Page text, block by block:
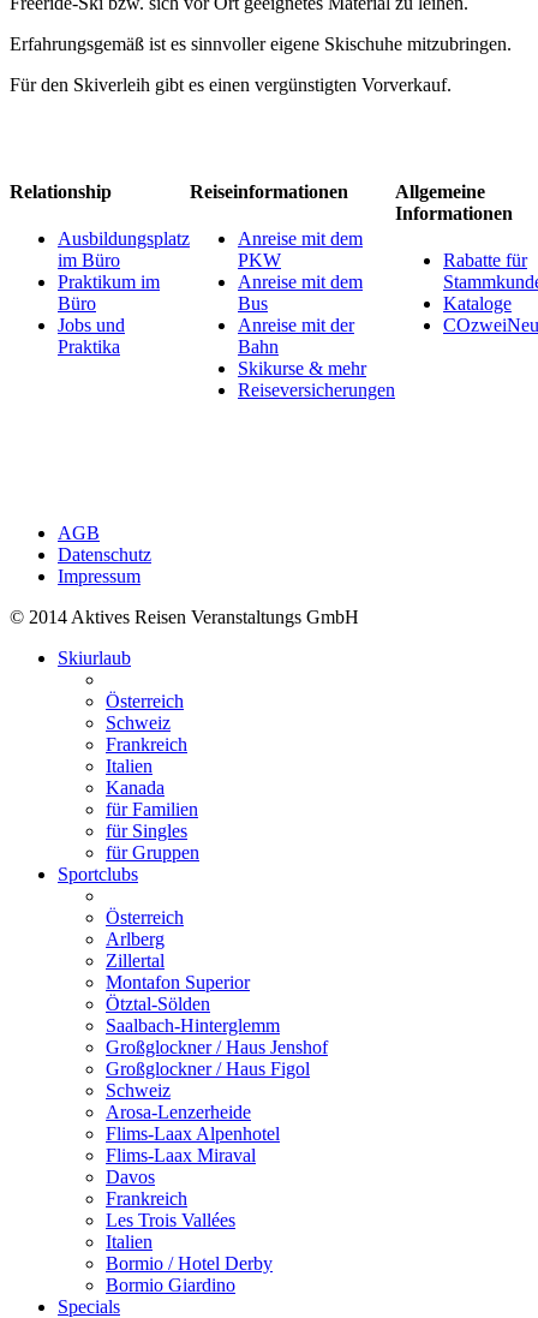
Erfahrungsgemäß ist es sinnvoller eigene Skischuhe mitzubringen.
Für den Skiverleih gibt es einen vergünstigten Vorverkauf.
Relationship
Ausbildungsplatz
im Büro
Praktikum im
Büro
Jobs und
Praktika
Reiseinformationen
Anreise mit dem
PKW
Anreise mit dem
Bus
Anreise mit der
Bahn
Skikurse & mehr
Reiseversicherungen
Allgemeine
Informationen
Rabatte für
Kataloge
AGB
Datenschutz
Impressum
© 2014 Aktives Reisen Veranstaltungs GmbH
Skiurlaub
Österreich
Schweiz
Frankreich
Italien
Kanada
für Familien
für Singles
für Gruppen
Sportclubs
Österreich
Arlberg
Zillertal
Montafon Superior
Ötztal-Sölden
Saalbach-Hinterglemm
Großglockner / Haus Jenshof
Großglockner / Haus Figol
Schweiz
Arosa-Lenzerheide
Flims-Laax Alpenhotel
Flims-Laax Miraval
Davos
Frankreich
Les Trois Vallées
Italien
Bormio / Hotel Derby
Bormio Giardino
Specials